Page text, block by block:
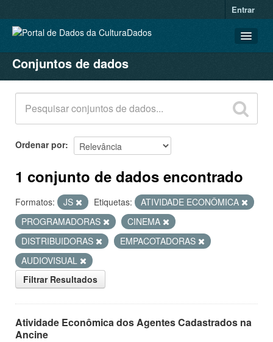
Entrar
CONJUNTOS DE DADOS
ORGANIZAÇÕES
GRUPOS
SOBRE
Conjuntos de dados
Ordenar por
1 conjunto de dados encontrado
Formatos: JS Etiquetas:
ATIVIDADE ECONÔMICA
PROGRAMADORAS
CINEMA
DISTRIBUIDORAS
EMPACOTADORAS
AUDIOVISUAL
Filtrar Resultados
Atividade Econômica dos Agentes Cadastrados na
Ancine